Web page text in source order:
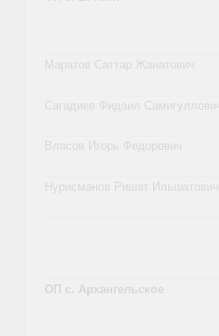
Маратов Саттар Жанатович
Сагадиев Фидаил Самигуллович
Власов Игорь Федорович
Нурисманов Ришат Ильшатович
ОП с. Архангельское